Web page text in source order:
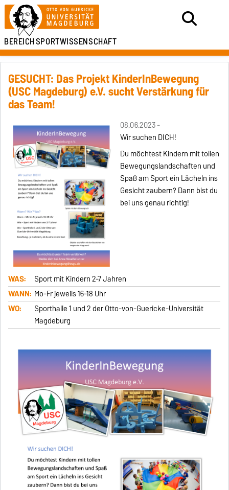
BEREICHSPORTWISSENSCHAFT
GESUCHT: Das Projekt KinderInBewegung
(USC Magdeburg) e.V. sucht Verstärkung für
das Team!
08.06.2023 -
Wir suchen DICH!
Du möchtest Kindern mit tollen
Bewegungslandschaften und
Spaß am Sport ein Lächeln ins
Gesicht zaubern? Dann bist du
bei uns genau richtig!
WAS:
Sport mit Kindern 2-7 Jahren
WANN: Mo-Fr jeweils 16-18 Uhr
WO:
Sporthalle 1 und 2 der Otto-von-Guericke-Universität
Magdeburg